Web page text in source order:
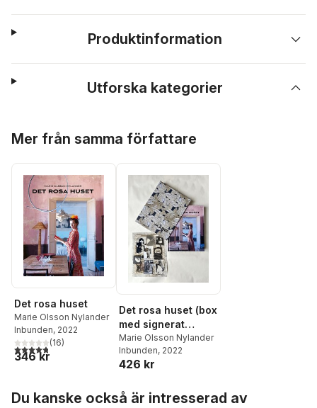
Produktinformation
Utforska kategorier
Mer från samma författare
Det rosa huset
Marie Olsson Nylander
Inbunden, 2022
4,8utav 5 stjärnor. Totalt antal röster:
(16)
346 kr
Det rosa huset (box
med signerat
kollage, limiterad
utgåva)
Marie Olsson Nylander
Inbunden, 2022
426 kr
Du kanske också är intresserad av